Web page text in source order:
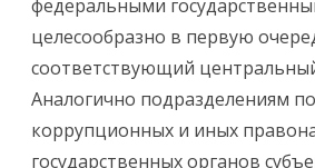
федеральными
целесообразно в первую
соответствующий
Аналогично подразделениям
коррупционных и иных
государственных органов